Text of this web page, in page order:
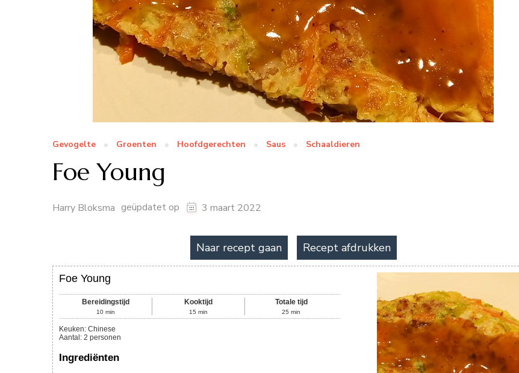
Gevogelte Groenten Hoofdgerechten Saus Schaaldieren
Foe Young
Harry Bloksma geüpdatet op 3 maart 2022
Naar recept gaan Recept afdrukken
Foe Young
Bereidingstijd
10 min
Kooktijd
15 min
Totale tijd
25 min
Keuken: Chinese
Aantal : 2 personen
Ingrediënten